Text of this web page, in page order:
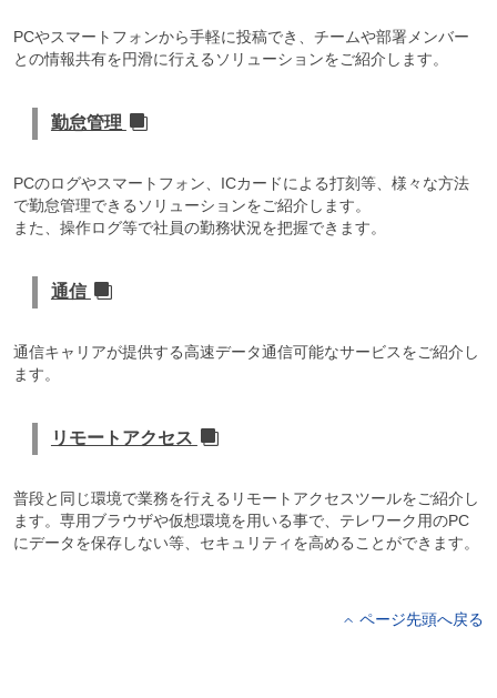
PCやスマートフォンから手軽に投稿でき、チームや部署メンバー
との情報共有を円滑に行えるソリューションをご紹介します。
勤怠管理
PCのログやスマートフォン、ICカードによる打刻等、様々な方法
で勤怠管理できるソリューションをご紹介します。
また、操作ログ等で社員の勤務状況を把握できます。
通信
通信キャリアが提供する高速データ通信可能なサービスをご紹介し
ます。
リモートアクセス
普段と同じ環境で業務を行えるリモートアクセスツールをご紹介し
ます。専用ブラウザや仮想環境を用いる事で、テレワーク用のPC
にデータを保存しない等、セキュリティを高めることができます。
ページ先頭へ戻る